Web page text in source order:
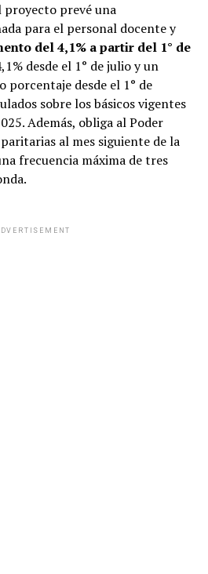
proyecto prevé una
para el personal docente y
del 4,1% a partir del 1° de
desde el 1° de julio y un
desde el 1° de
sobre los básicos vigentes
Además, obliga al Poder
al mes siguiente de la
frecuencia máxima de tres